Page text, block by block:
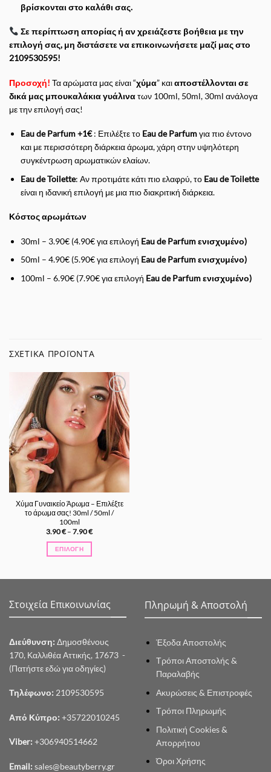
βρίσκονται στο καλάθι σας.
Σε περίπτωση απορίας ή αν χρειάζεστε βοήθεια με την
επιλογή σας, μη διστάσετε να επικοινωνήσετε μαζί μας στο
2109530595!
Προσοχή! Τα αρώματα μας είναι “χύμα” καιαποστέλλονται σε
δικά μας μπουκαλάκιαγυάλινατων 100ml, 50ml, 30ml ανάλογα
με την επιλογή σας!
Eau de Parfum +1€: Επιλέξτε το Eau de Parfumγια πιο έντονο
και με περισσότερη διάρκεια άρωμα, χάρη στην υψηλότερη
συγκέντρωση αρωματικών ελαίων.
Eau de Toilette: Αν προτιμάτε κάτι πιο ελαφρύ, το Eau de Toilette
είναι η ιδανική επιλογή με μια πιο διακριτική διάρκεια.
Κόστος αρωμάτων
30ml – 3.90€ (4.90€ για επιλογή Eau de Parfum ενισχυμένο)
50ml – 4.90€ (5.90€ για επιλογή Eau de Parfum ενισχυμένο)
100ml – 6.90€ (7.90€ για επιλογή Eau de Parfum ενισχυμένο)
ΣΧΕΤΙΚΆ ΠΡΟΪΌΝΤΑ
Προσθήκη
στα
Αγαπημένα
Χύμα Γυναικείο Άρωμα – Επιλέξτε
το άρωμα σας! 30ml / 50ml /
100ml
3.90€ – 7.90€Price
ΕΠΙΛΟΓΉ
πολλαπλές
παραλλαγές.
επιλογές
μπορούν
να
στη
προϊόντος
Στοιχεία Επικοινωνίας
Διεύθυνση: Δημοσθένους
170, Καλλιθέα Αττικής, 17673 -
(Πατήστε εδώ για οδηγίες)
Τηλέφωνο: 2109530595
Από Κύπρο: +35722010245
Viber: +306940514662
Email: sales@beautyberry.gr
Πληρωμή & Αποστολή
Έξοδα Αποστολής
Τρόποι Αποστολής &
Παραλαβής
Ακυρώσεις & Επιστροφές
Τρόποι Πληρωμής
Πολιτική Cookies &
Απορρήτου
Όροι Χρήσης